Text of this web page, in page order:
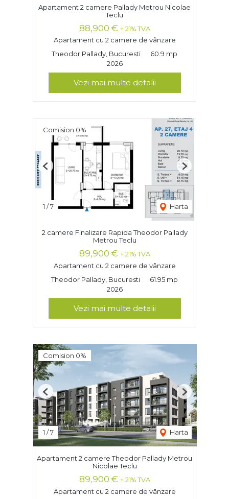
Apartament 2 camere Pallady Metrou Nicolae
Teclu
88,900 € + 21% TVA
Apartament cu 2 camere de vânzare
Theodor Pallady, Bucuresti
60.9 mp
2026
Vezi mai multe detalii
Comision 0%
1 /7 Harta
Previous Next
2 camere Finalizare Rapida Theodor Pallady
Metrou Teclu
89,900 € + 21% TVA
Apartament cu 2 camere de vânzare
Theodor Pallady, Bucuresti
61.95 mp
2026
Vezi mai multe detalii
Comision 0%
1 /7 Harta
Previous Next
Apartament 2 camere Theodor Pallady Metrou
Nicolae Teclu
89,900 € + 21% TVA
Apartament cu 2 camere de vânzare